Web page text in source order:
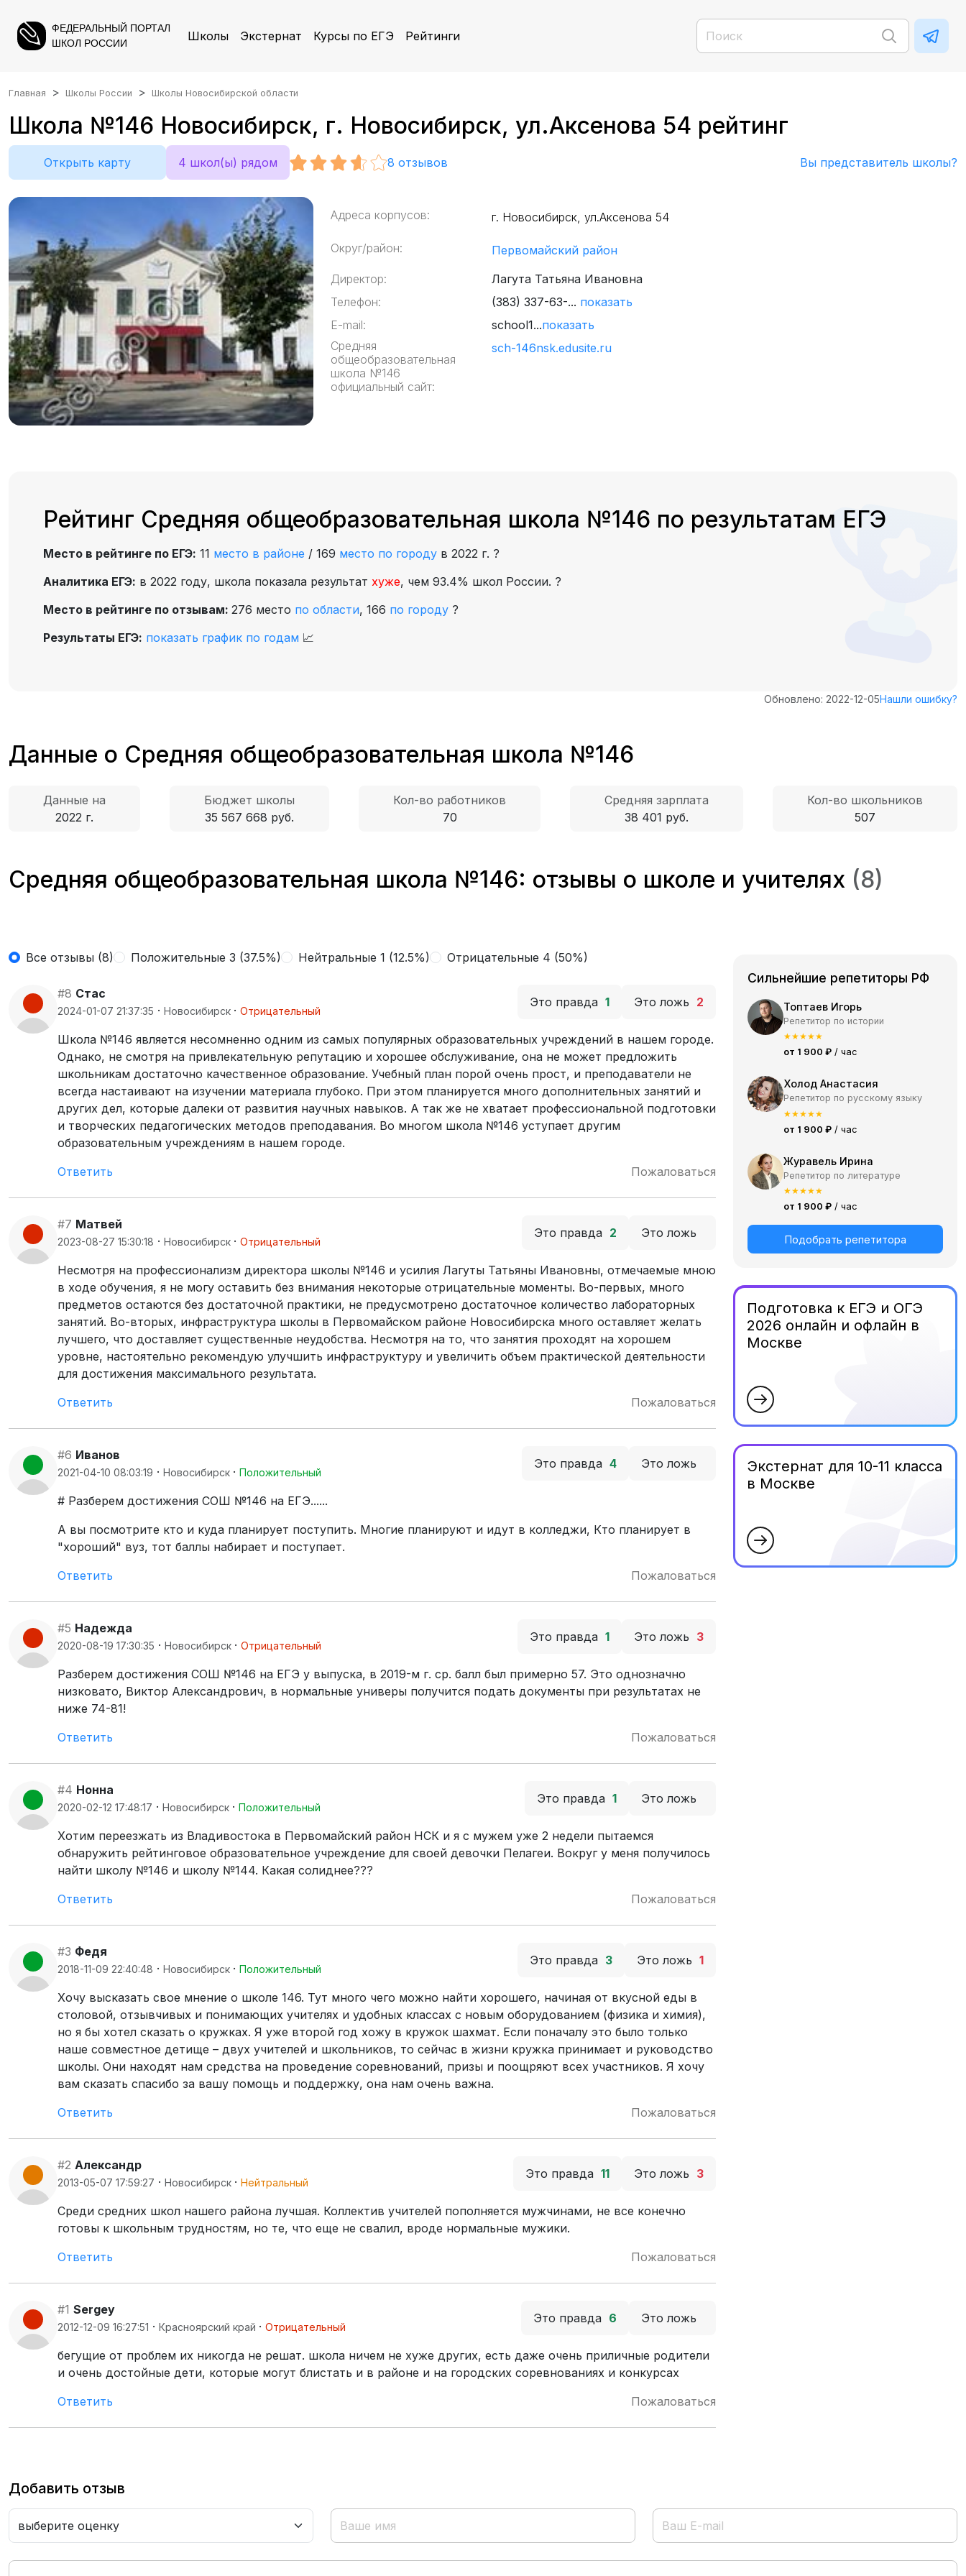
ФЕДЕРАЛЬНЫЙ ПОРТАЛ
ШКОЛ РОССИИ
Школы Экстернат Курсы по ЕГЭ Рейтинги
Главная Школы России Школы Новосибирской области
Школа №146 Новосибирск, г. Новосибирск, ул.Аксенова 54 рейтинг
Открыть карту 4 школ(ы) рядом 8 отзывов Вы представитель школы?
Адреса корпусов: г. Новосибирск, ул.Аксенова 54
Округ/район:
Первомайский район
Директор:
Лагута Татьяна Ивановна
Телефон:
(383) 337-63-... показать
E-mail:
school1...показать
Средняя
общеобразовательная
школа №146
официальный сайт:
sch-146nsk.edusite.ru
Рейтинг Средняя общеобразовательная школа №146 по результатам ЕГЭ
Место в рейтинге по ЕГЭ: 11 место в районе / 169 место по городу в 2022 г. ?
Аналитика ЕГЭ: в 2022 году, школа показала результат хуже, чем 93.4% школ России. ?
Место в рейтинге по отзывам: 276 место по области, 166 по городу ?
Результаты ЕГЭ: показать график по годам 📈
Обновлено: 2022-12-05Нашли ошибку?
Данные о Средняя общеобразовательная школа №146
Данные на
2022 г.
Бюджет школы
35 567 668 руб.
Кол-во работников
70
Средняя зарплата
38 401 руб.
Кол-во школьников
507
Средняя общеобразовательная школа №146: отзывы о школе и учителях (8)
Все отзывы (8) Положительные 3 (37.5%) Нейтральные 1 (12.5%) Отрицательные 4 (50%)
#8 Стас
2024-01-07 21:37:35 · Новосибирск · Отрицательный
Это правда 1 Это ложь 2
Школа №146 является несомненно одним из самых популярных образовательных учреждений в нашем городе.
Однако, не смотря на привлекательную репутацию и хорошее обслуживание, она не может предложить
школьникам достаточно качественное образование. Учебный план порой очень прост, и преподаватели не
всегда настаивают на изучении материала глубоко. При этом планируется много дополнительных занятий и
других дел, которые далеки от развития научных навыков. А так же не хватает профессиональной подготовки
и творческих педагогических методов преподавания. Во многом школа №146 уступает другим
образовательным учреждениям в нашем городе.
Ответить
Пожаловаться
#7 Матвей
2023-08-27 15:30:18 · Новосибирск · Отрицательный
Это правда 2 Это ложь
Несмотря на профессионализм директора школы №146 и усилия Лагуты Татьяны Ивановны, отмечаемые мною
в ходе обучения, я не могу оставить без внимания некоторые отрицательные моменты. Во-первых, много
предметов остаются без достаточной практики, не предусмотрено достаточное количество лабораторных
занятий. Во-вторых, инфраструктура школы в Первомайском районе Новосибирска много оставляет желать
лучшего, что доставляет существенные неудобства. Несмотря на то, что занятия проходят на хорошем
уровне, настоятельно рекомендую улучшить инфраструктуру и увеличить объем практической деятельности
для достижения максимального результата.
Ответить
Пожаловаться
#6 Иванов
2021-04-10 08:03:19 · Новосибирск · Положительный
Это правда 4 Это ложь
# Разберем достижения СОШ №146 на ЕГЭ......
А вы посмотрите кто и куда планирует поступить. Многие планируют и идут в колледжи, Кто планирует в
"хороший" вуз, тот баллы набирает и поступает.
Ответить
Пожаловаться
#5 Надежда
2020-08-19 17:30:35 · Новосибирск · Отрицательный
Это правда 1 Это ложь 3
Разберем достижения СОШ №146 на ЕГЭ у выпуска, в 2019-м г. ср. балл был примерно 57. Это однозначно
низковато, Виктор Александрович, в нормальные универы получится подать документы при результатах не
ниже 74-81!
Ответить
Пожаловаться
#4 Нонна
2020-02-12 17:48:17 · Новосибирск · Положительный
Это правда 1 Это ложь
Хотим переезжать из Владивостока в Первомайский район НСК и я с мужем уже 2 недели пытаемся
обнаружить рейтинговое образовательное учреждение для своей девочки Пелагеи. Вокруг у меня получилось
найти школу №146 и школу №144. Какая солиднее???
Ответить
Пожаловаться
#3 Федя
2018-11-09 22:40:48 · Новосибирск · Положительный
Это правда 3 Это ложь 1
Хочу высказать свое мнение о школе 146. Тут много чего можно найти хорошего, начиная от вкусной еды в
столовой, отзывчивых и понимающих учителях и удобных классах с новым оборудованием (физика и химия),
но я бы хотел сказать о кружках. Я уже второй год хожу в кружок шахмат. Если поначалу это было только
наше совместное детище – двух учителей и школьников, то сейчас в жизни кружка принимает и руководство
школы. Они находят нам средства на проведение соревнований, призы и поощряют всех участников. Я хочу
вам сказать спасибо за вашу помощь и поддержку, она нам очень важна.
Ответить
Пожаловаться
#2 Александр
2013-05-07 17:59:27 · Новосибирск · Нейтральный
Это правда 11 Это ложь 3
Среди средних школ нашего района лучшая. Коллектив учителей пополняется мужчинами, не все конечно
готовы к школьным трудностям, но те, что еще не свалил, вроде нормальные мужики.
Ответить
Пожаловаться
#1 Sergey
2012-12-09 16:27:51 · Красноярский край · Отрицательный
Это правда 6 Это ложь
бегущие от проблем их никогда не решат. школа ничем не хуже других, есть даже очень приличные родители
и очень достойные дети, которые могут блистать и в районе и на городских соревнованиях и конкурсах
Ответить
Пожаловаться
Сильнейшие репетиторы РФ
Топтаев Игорь
Репетитор по истории
★★★★★
от 1 900 ₽ / час
Холод Анастасия
Репетитор по русскому языку
★★★★★
от 1 900 ₽ / час
Журавель Ирина
Репетитор по литературе
★★★★★
от 1 900 ₽ / час
Подобрать репетитора
Подготовка к ЕГЭ и ОГЭ
2026 онлайн и офлайн в
Москве
Экстернат для 10-11 класса
в Москве
Добавить отзыв